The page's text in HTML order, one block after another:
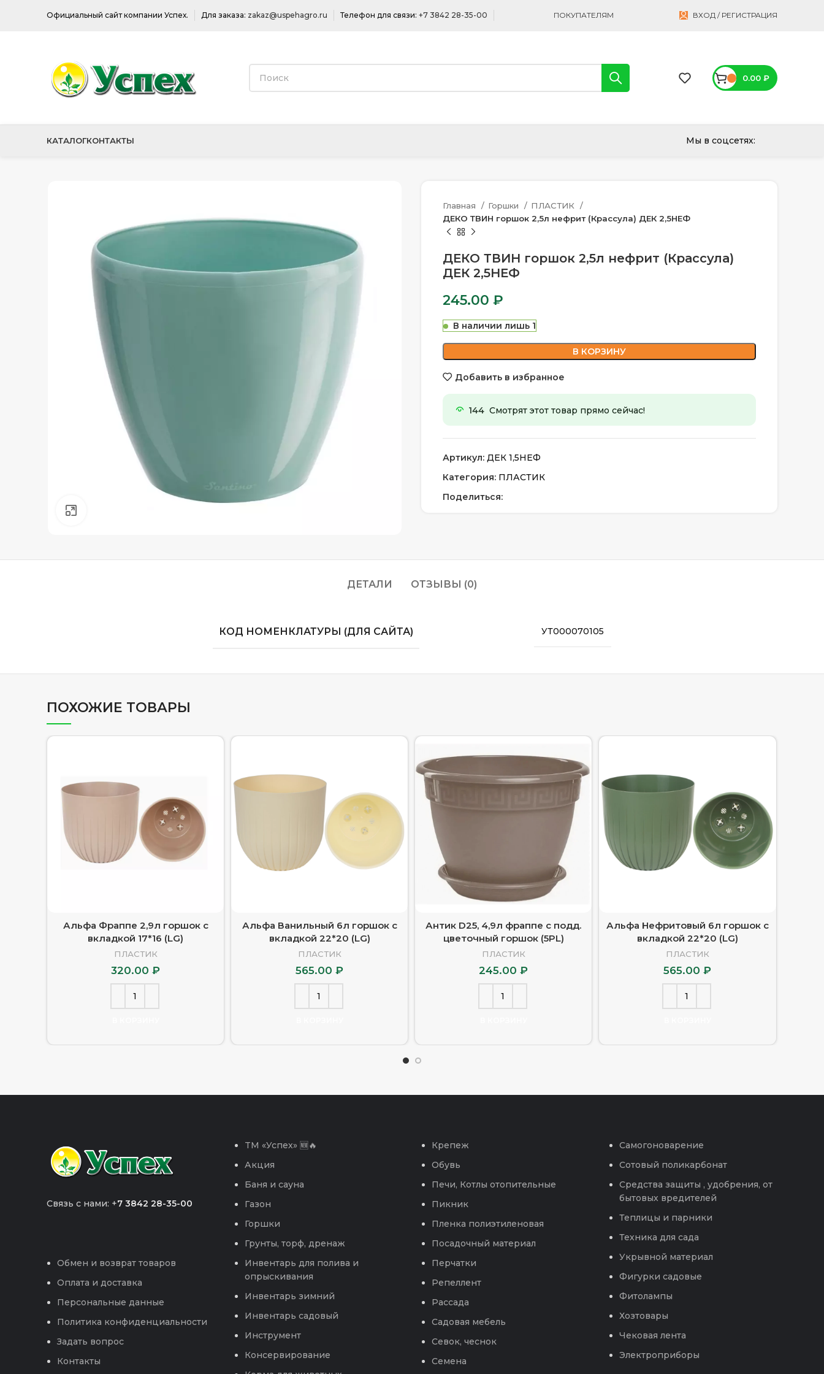
Официальный сайт компании Успех. Для заказа: zakaz@uspehagro.ru Телефон для связи: +7 3842 28-35-00 ПОКУПАТЕЛЯМ ВХОД / РЕГИСТРАЦИЯ
0.00 ₽
КАТАЛОГКОНТАКТЫ Мы в соцсетях:
Главная Горшки
ПЛАСТИК
ДЕКО ТВИН горшок 2,5л нефрит (Крассула) ДЕК 2,5НЕФ
ДЕКО ТВИН горшок 2,5л нефрит (Крассула)
ДЕК 2,5НЕФ
245.00 ₽
В наличии лишь 1
В КОРЗИНУ
Добавить в избранное
144 Смотрят этот товар прямо сейчас!
Артикул: ДЕК 1,5НЕФ
Категория: ПЛАСТИК
Поделиться:
ДЕТАЛИ ОТЗЫВЫ (0)
КОД НОМЕНКЛАТУРЫ (ДЛЯ САЙТА) УТ000070105
ПОХОЖИЕ ТОВАРЫ
Альфа Фраппе 2,9л горшок с
вкладкой 17*16 (LG)
ПЛАСТИК
320.00₽
Альфа Ванильный 6л горшок с
вкладкой 22*20 (LG)
ПЛАСТИК
565.00₽
Антик D25, 4,9л фраппе с подд.
цветочный горшок (5PL)
ПЛАСТИК
245.00₽
Альфа Нефритовый 6л горшок с
вкладкой 22*20 (LG)
ПЛАСТИК
565.00₽
Связь с нами: +7 3842 28-35-00
Обмен и возврат товаров
Оплата и доставка
Персональные данные
Политика конфиденциальности
Задать вопрос
Контакты
TM «Успех» 🆕🔥
Акция
Баня и сауна
Газон
Горшки
Грунты, торф, дренаж
Инвентарь для полива и
опрыскивания
Инвентарь зимний
Инвентарь садовый
Инструмент
Консервирование
Крепеж
Обувь
Печи, Котлы отопительные
Пикник
Пленка полиэтиленовая
Посадочный материал
Перчатки
Репеллент
Рассада
Садовая мебель
Севок, чеснок
Семена
Самогоноварение
Сотовый поликарбонат
Средства защиты , удобрения, от
бытовых вредителей
Теплицы и парники
Техника для сада
Укрывной материал
Фигурки садовые
Фитолампы
Хозтовары
Чековая лента
Электроприборы